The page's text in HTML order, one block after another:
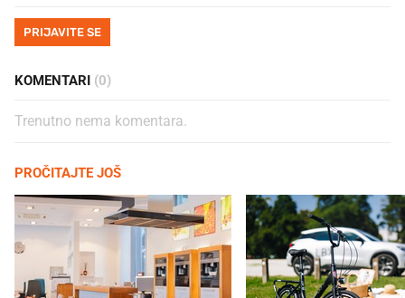
PRIJAVITE SE
KOMENTARI (0)
Trenutno nema komentara.
PROČITAJTE JOŠ